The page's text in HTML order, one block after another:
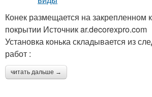
Конек размещается на закрепленном
покрытии Источник ar.decorexpro.com
Установка конька складывается из
работ :
читать дальше →